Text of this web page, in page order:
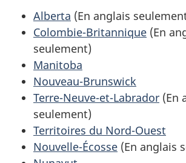
Alberta (En anglais
Colombie-Britannique (En
seulement)
Manitoba
Nouveau-Brunswick
Terre-Neuve-et-Labrador (En
seulement)
Territoires du Nord-Ouest
Nouvelle-Écosse (En anglais